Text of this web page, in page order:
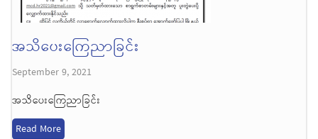
အသိပေးကြေညာခြင်း
September 9, 2021
အသိပေးကြေညာခြင်း
Read More